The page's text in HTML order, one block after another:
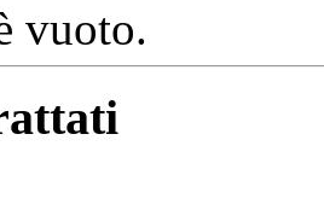
vuoto.